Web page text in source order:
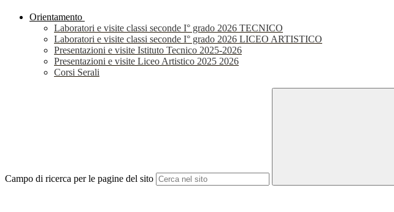
Orientamento
Laboratori e visite classi seconde I° grado 2026 TECNICO
Laboratori e visite classi seconde I° grado 2026 LICEO ARTISTICO
Presentazioni e visite Istituto Tecnico 2025-2026
Presentazioni e visite Liceo Artistico 2025 2026
Corsi Serali
Campo di ricerca per le pagine del sito